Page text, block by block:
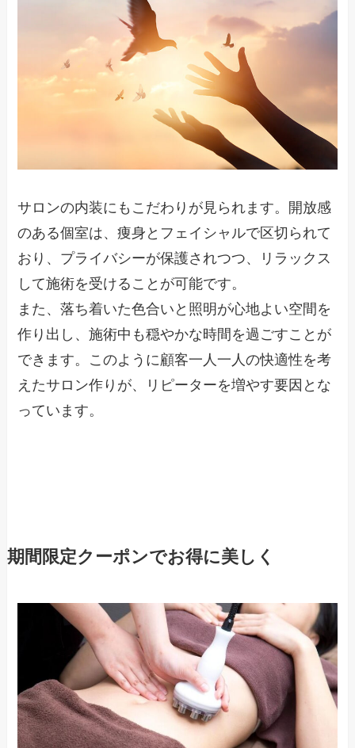
サロンの内装にもこだわりが見られます。開放感
のある個室は、痩身とフェイシャルで区切られて
おり、プライバシーが保護されつつ、リラックス
して施術を受けることが可能です。
また、落ち着いた色合いと照明が心地よい空間を
作り出し、施術中も穏やかな時間を過ごすことが
できます。このように顧客一人一人の快適性を考
えたサロン作りが、リピーターを増やす要因とな
っています。
期間限定クーポンでお得に美しく